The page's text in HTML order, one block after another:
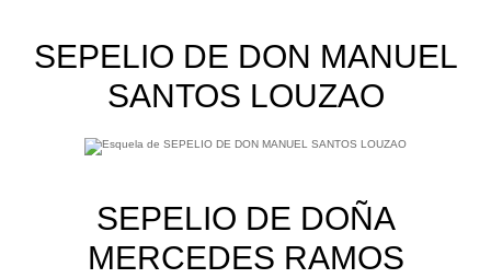
SEPELIO DE DON MANUEL
SANTOS LOUZAO
SEPELIO DE DOÑA
MERCEDES RAMOS